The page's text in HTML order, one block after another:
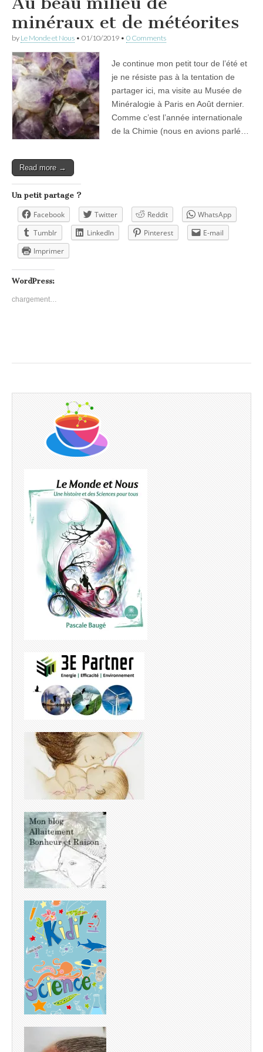
minéraux et de météorites
by Le Monde et Nous • 01/10/2019 • 0 Comments
Je continue mon petit tour de l’été et
je ne résiste pas à la tentation de
partager ici, ma visite au Musée de
Minéralogie à Paris en Août dernier.
Comme c’est l’année internationale
de la Chimie (nous en avions parlé…
Read more →
Un petit partage ?
Facebook Twitter Reddit
WhatsApp
Tumblr
LinkedIn Pinterest
E-mail
Imprimer
WordPress:
chargement…